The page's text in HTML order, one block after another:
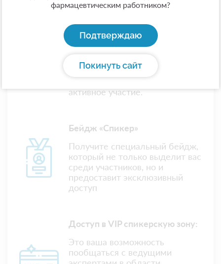
Сертификат участника:
Всем устным докладчикам
будет выдан официальный
сертификат участника
«Конкурса молодых ученых»,
активное участие.
Бейдж «Спикер»
Получите специальный бейдж,
который не только выделит вас
среди участников, но и
предоставит эксклюзивный
доступ
Доступ в VIP спикерскую зону:
Это ваша возможность
пообщаться с ведущими
фармацевтическим работником?
Подтверждаю
Покинуть сайт